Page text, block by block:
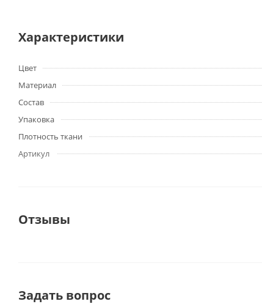
Характеристики
Цвет
Материал
Состав
Упаковка
Плотность ткани
Артикул
Отзывы
Задать вопрос